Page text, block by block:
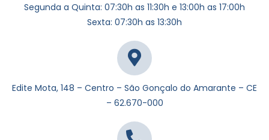
Segunda a Quinta: 07:30h as 11:30h e 13:00h as 17:00h
Sexta: 07:30h as 13:30h
Edite Mota, 148 – Centro – São Gonçalo do Amarante – CE
– 62.670-000